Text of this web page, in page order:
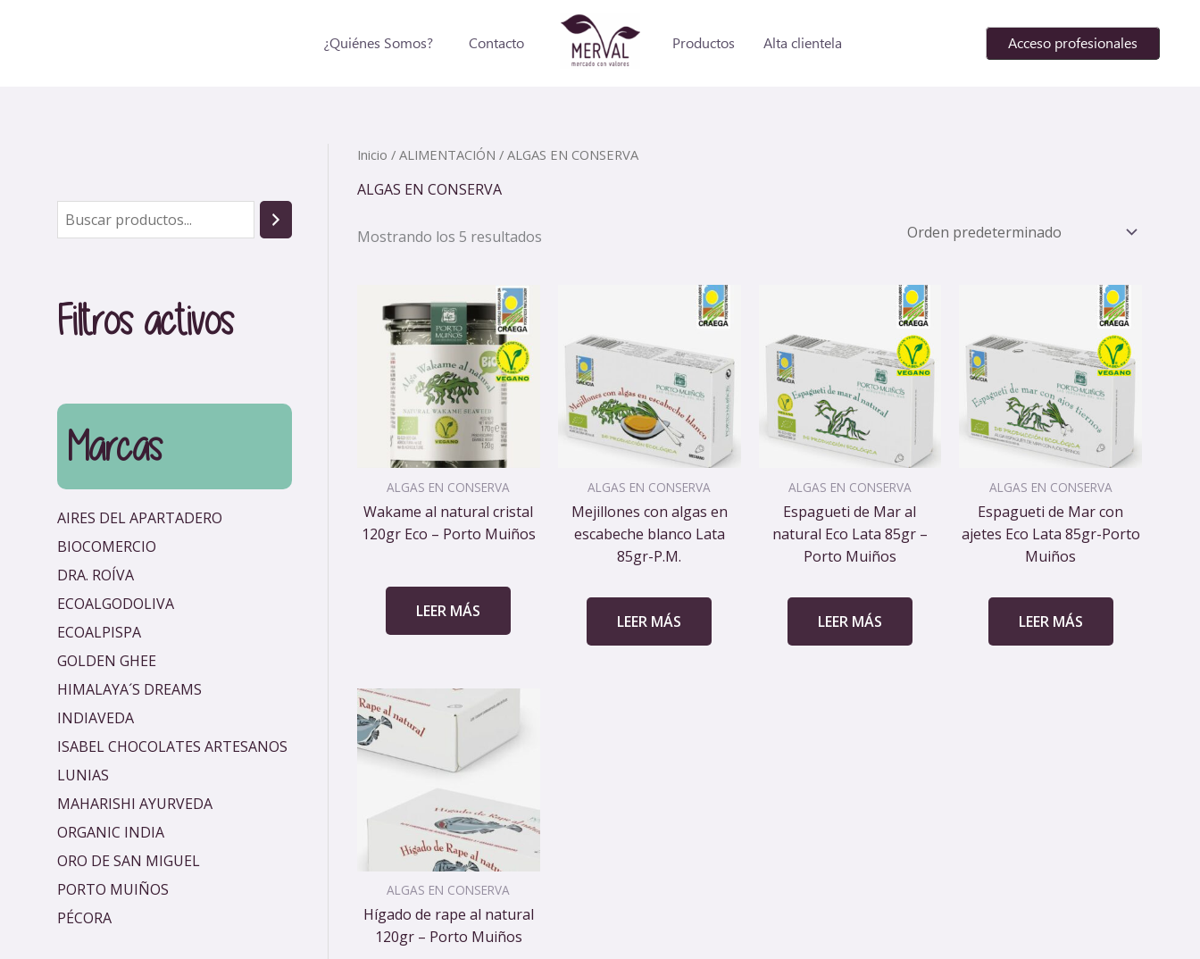
¿Quiénes Somos? Contacto Productos Alta clientela Acceso profesionales
u
c
a
Filtros activos
Marcas
AIRES DEL APARTADERO
BIOCOMERCIO
DRA. ROÍVA
ECOALGODOLIVA
ECOALPISPA
GOLDEN GHEE
HIMALAYA´S DREAMS
INDIAVEDA
ISABEL CHOCOLATES ARTESANOS
LUNIAS
MAHARISHI AYURVEDA
ORGANIC INDIA
ORO DE SAN MIGUEL
PORTO MUIÑOS
PÉCORA
Inicio / ALIMENTACIÓN / ALGAS EN CONSERVA
ALGAS EN CONSERVA
Mostrando los 5 resultados
ALGAS EN CONSERVA
Wakame al natural cristal
120gr Eco – Porto Muiños
LEER MÁS
ALGAS EN CONSERVA
Mejillones con algas en
escabeche blanco Lata
85gr-P.M.
LEER MÁS
ALGAS EN CONSERVA
Espagueti de Mar al
natural Eco Lata 85gr –
Porto Muiños
LEER MÁS
ALGAS EN CONSERVA
Espagueti de Mar con
ajetes Eco Lata 85gr-Porto
Muiños
LEER MÁS
ALGAS EN CONSERVA
Hígado de rape al natural
120gr – Porto Muiños